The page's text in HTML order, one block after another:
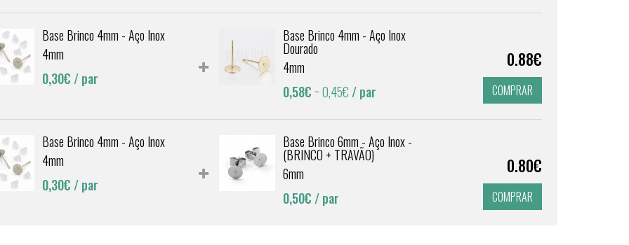
Base Brinco 4mm - Aço Inox
4mm
0,30€ / par
Base Brinco 4mm - Aço Inox
Dourado
4mm
0,58€ ~ 0,45€ / par
0.88€
COMPRAR
Base Brinco 4mm - Aço Inox
4mm
0,30€ / par
Base Brinco 6mm - Aço Inox -
(BRINCO + TRAVÃO)
6mm
0,50€ / par
0.80€
COMPRAR